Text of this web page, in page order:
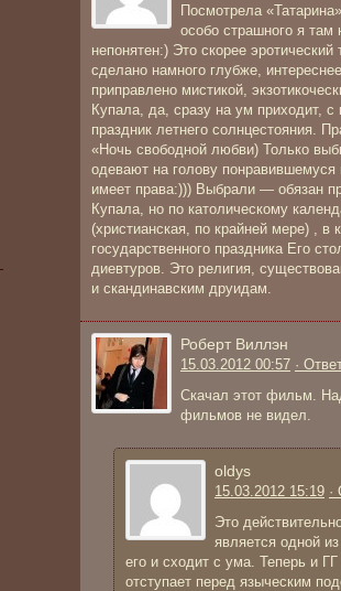
Посмотрела
особо страшного я
непонятен:) Это скорее
сделано намного глубже,
приправлено мистикой,
Купала, да, сразу на ум приходит,
праздник летнего солнцестояния.
«Ночь свободной любви) Только
одевают на голову
имеет права:))) Выбрали — обязан
Купала, но по католическому
(христианская, по крайней мере) , в
государственного праздника Его
диевтуров. Это религия,
и скандинавским друидам.
Роберт Виллэн
15.03.2012 00:57 ·
Скачал этот фильм.
фильмов не видел.
oldys
15.03.2012 15:19 ·
Это
является одной
его и сходит с ума. Теперь и
отступает перед языческим